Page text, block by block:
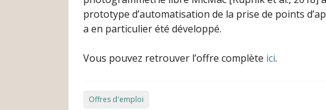
prototype d’automatisation de la prise de points
a en particulier été développé.
Vous pouvez retrouver l’offre complète ici.
Offres d'emploi